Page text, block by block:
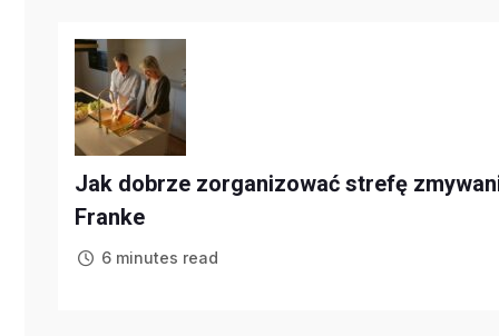
Jak dobrze zorganizować strefę
Franke
6 minutes read